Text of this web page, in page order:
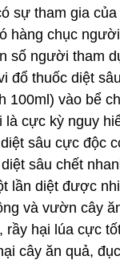
sự tham gia
hàng chục
số người tham
đổ thuốc diệt
100ml) vào bể
là cực kỳ nguy
sâu cực độc
sâu chết
lần diệt được
và vườn cây
rầy hại lúa cực
cây ăn quả,